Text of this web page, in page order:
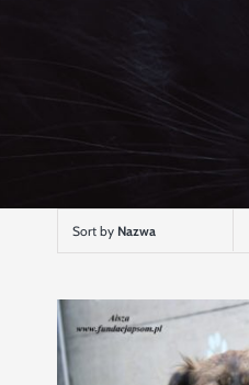
Sort by Nazwa